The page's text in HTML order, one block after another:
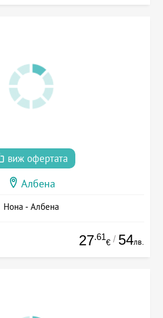
виж офертата
Албена
Нона - Албена
27.61
€ / 54лв.